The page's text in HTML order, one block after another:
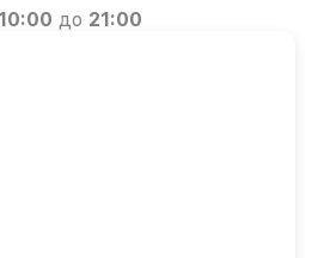
10:00 до 21:00